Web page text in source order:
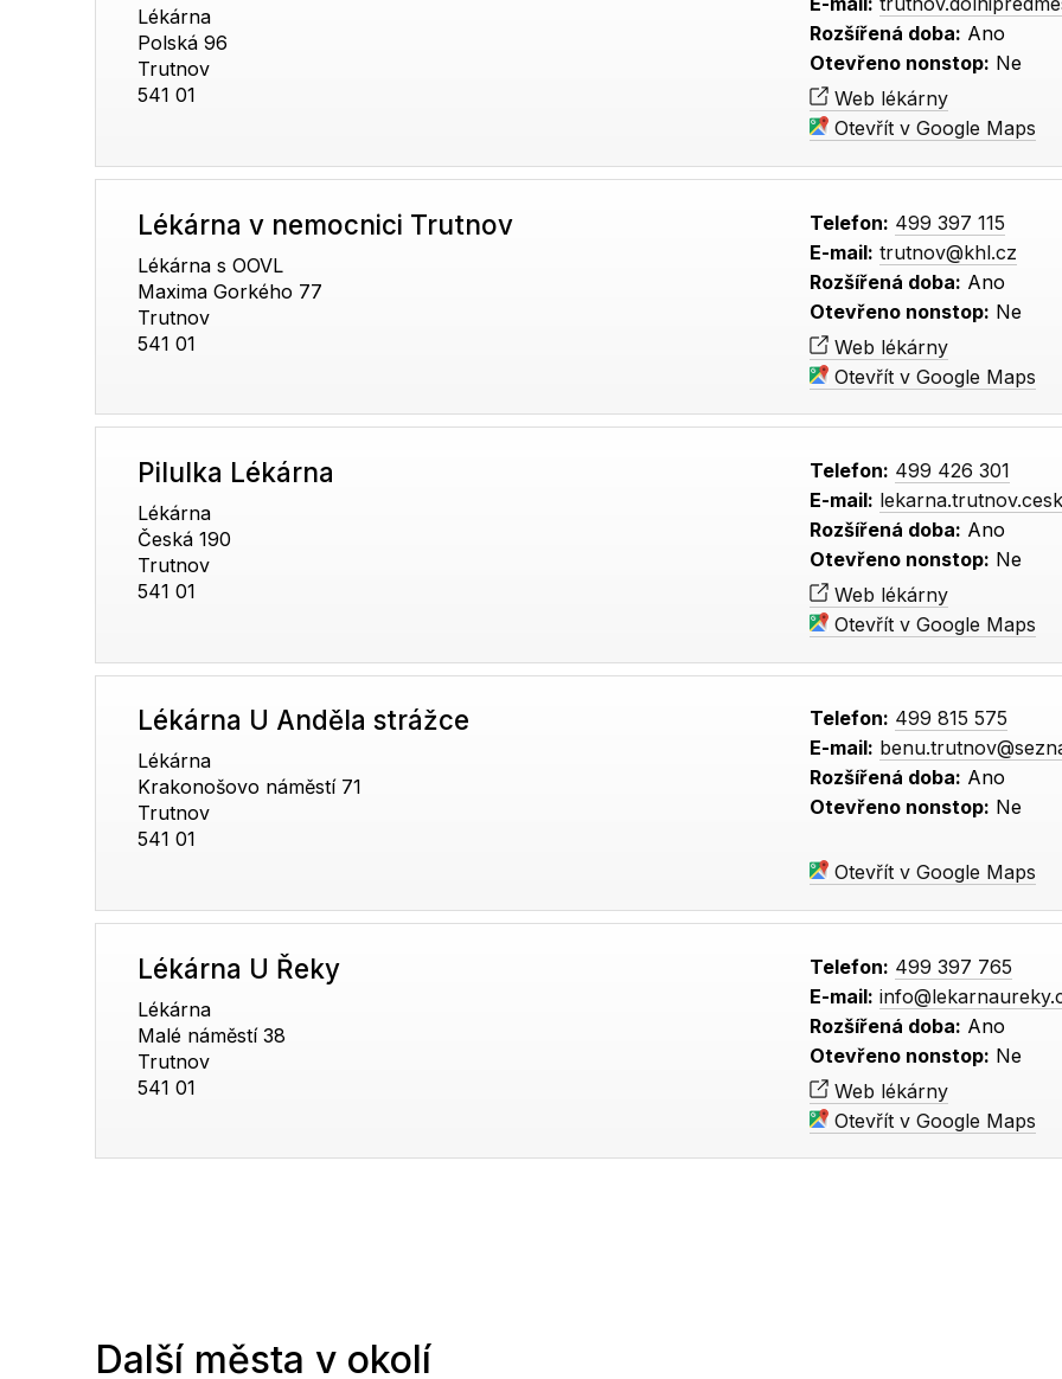
Lékárna
Polská 96
Trutnov
541 01
Rozšířená doba: Ano
Otevřeno nonstop: Ne
Web lékárny
Otevřít v Google Maps
Lékárna v nemocnici Trutnov
Lékárna s OOVL
Maxima Gorkého 77
Trutnov
541 01
Telefon: 499 397 115
E-mail: trutnov@khl.cz
Rozšířená doba: Ano
Otevřeno nonstop: Ne
Web lékárny
Otevřít v Google Maps
Pilulka Lékárna
Lékárna
Česká 190
Trutnov
541 01
Telefon: 499 426 301
E-mail:
Rozšířená doba: Ano
Otevřeno nonstop: Ne
Web lékárny
Otevřít v Google Maps
Lékárna U Anděla strážce
Lékárna
Krakonošovo náměstí 71
Trutnov
541 01
Telefon: 499 815 575
E-mail:
Rozšířená doba: Ano
Otevřeno nonstop: Ne
Otevřít v Google Maps
Lékárna U Řeky
Lékárna
Malé náměstí 38
Trutnov
541 01
Telefon: 499 397 765
E-mail:
Rozšířená doba: Ano
Otevřeno nonstop: Ne
Web lékárny
Otevřít v Google Maps
Další města v okolí